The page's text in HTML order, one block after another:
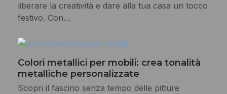
liberare la creatività e dare alla tua casa un tocco
festivo. Con…
Colori metallici per mobili: crea tonalità
metalliche personalizzate
Scopri il fascino senza tempo delle pitture